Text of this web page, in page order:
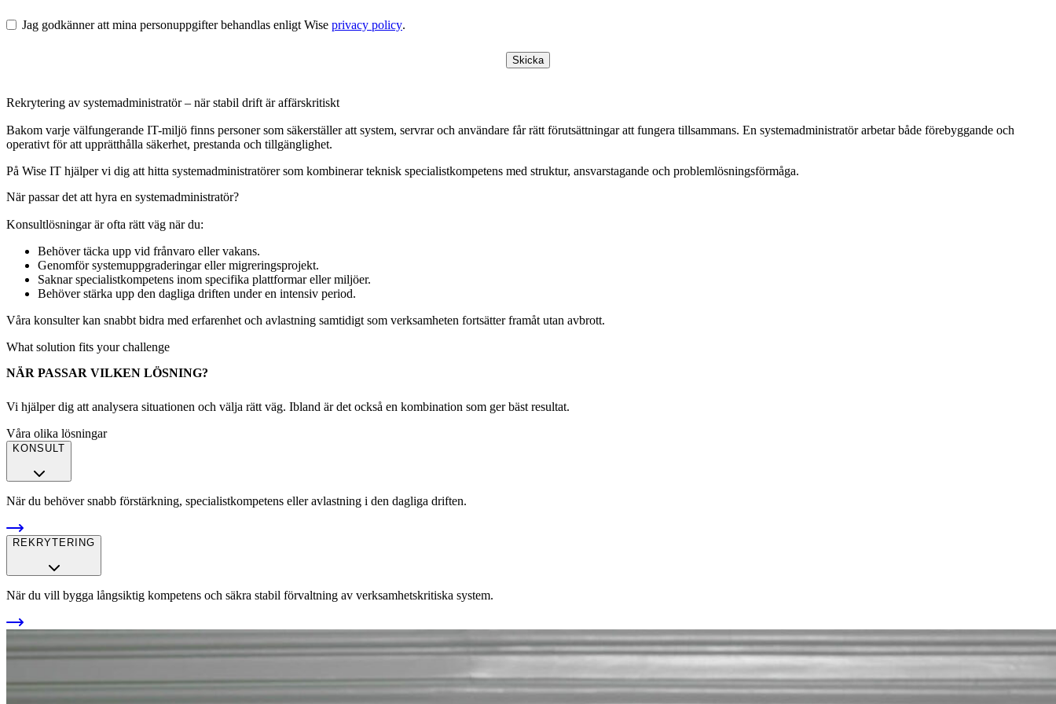
Jag godkänner att mina personuppgifter behandlas enligt Wise privacy policy.
Skicka
Rekrytering av systemadministratör – när stabil drift är affärskritiskt
Bakom varje välfungerande IT-miljö finns personer som säkerställer att system, servrar och användare får rätt förutsättningar att fungera tillsammans. En systemadministratör arbetar både förebyggande och
operativt för att upprätthålla säkerhet, prestanda och tillgänglighet.
På Wise IT hjälper vi dig att hitta systemadministratörer som kombinerar teknisk specialistkompetens med struktur, ansvarstagande och problemlösningsförmåga.
När passar det att hyra en systemadministratör?
Konsultlösningar är ofta rätt väg när du:
Behöver täcka upp vid frånvaro eller vakans.
Genomför systemuppgraderingar eller migreringsprojekt.
Saknar specialistkompetens inom specifika plattformar eller miljöer.
Behöver stärka upp den dagliga driften under en intensiv period.
Våra konsulter kan snabbt bidra med erfarenhet och avlastning samtidigt som verksamheten fortsätter framåt utan avbrott.
What solution fits your challenge
NÄR PASSAR VILKEN LÖSNING?
Vi hjälper dig att analysera situationen och välja rätt väg. Ibland är det också en kombination som ger bäst resultat.
Våra olika lösningar
KONSULT
När du behöver snabb förstärkning, specialistkompetens eller avlastning i den dagliga driften.
REKRYTERING
När du vill bygga långsiktig kompetens och säkra stabil förvaltning av verksamhetskritiska system.